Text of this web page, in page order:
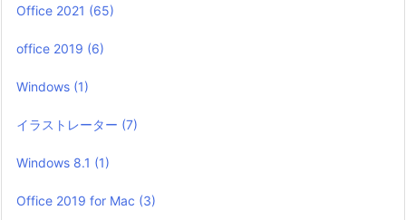
Office 2021 (65)
office 2019 (6)
Windows (1)
イラストレーター (7)
Windows 8.1 (1)
Office 2019 for Mac (3)